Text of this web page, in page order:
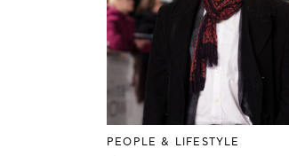
PEOPLE & LIFESTYLE